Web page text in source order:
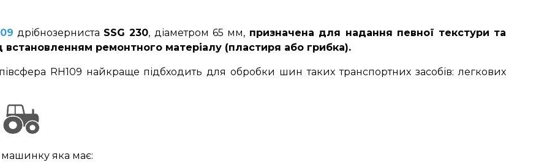
дрібнозерниста SSG 230, діаметром 65 мм,призначена для надання певної текстури та
ремонтного матеріалу (пластиря або грибка).
RH109 найкраще підбходить для обробки шин таких транспортних засобів: легкових
машинку яка має: